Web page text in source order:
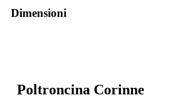
Dimensioni
Poltroncina Corinne